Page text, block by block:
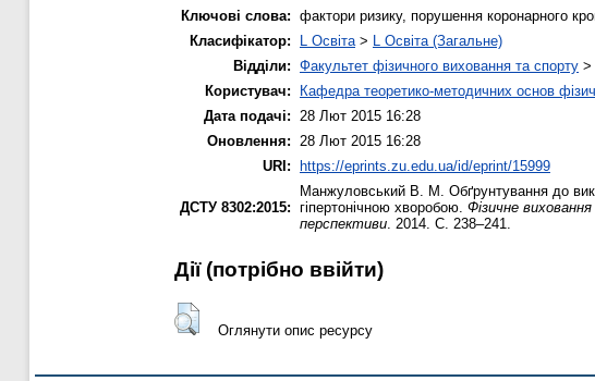
Ключові слова: фактори ризику, порушення коронарного
Класифікатор:
L Освіта > L Освіта (Загальне)
Відділи: Факультет фізичного виховання та спорту >
Користувач:
Кафедра теоретико-методичних основ
Дата подачі:
28 Лют 2015 16:28
Оновлення:
28 Лют 2015 16:28
URI: https://eprints.zu.edu.ua/id/eprint/15999
ДСТУ 8302:2015:
Манжуловський В. М. Обґрунтування до
гіпертонічною хворобою. Фізичне
перспективи . 2014. С. 238–241.
Дії ​​(потрібно ввійти)
Оглянути опис ресурсу